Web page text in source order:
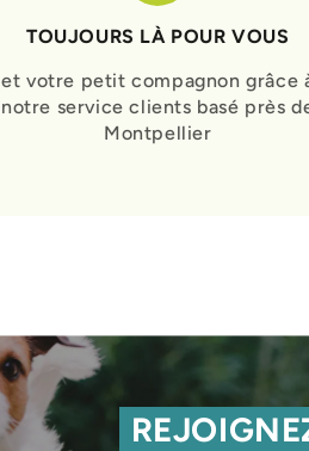
TOUJOURS LÀ POUR VOUS
et votre petit compagnon grâce
notre service clients basé près
Montpellier